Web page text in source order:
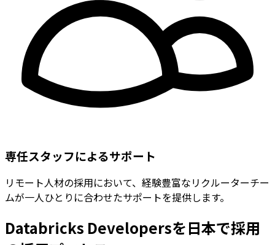
専任スタッフによるサポート
リモート人材の採用において、経験豊富なリクルーターチー
ムが一人ひとりに合わせたサポートを提供します。
Databricks Developersを日本で採用